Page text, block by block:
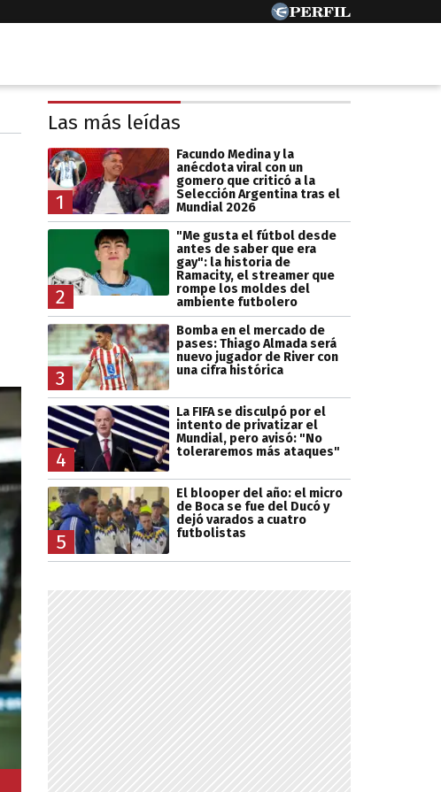
Las más leídas
1
Facundo Medina y la
anécdota viral con un
gomero que criticó a la
Selección Argentina tras el
Mundial 2026
2
"Me gusta el fútbol desde
antes de saber que era
gay": la historia de
Ramacity, el streamer que
rompe los moldes del
ambiente futbolero
3
Bomba en el mercado de
pases: Thiago Almada será
nuevo jugador de River con
una cifra histórica
4
La FIFA se disculpó por el
intento de privatizar el
Mundial, pero avisó: "No
toleraremos más ataques"
5
El blooper del año: el micro
de Boca se fue del Ducó y
dejó varados a cuatro
futbolistas